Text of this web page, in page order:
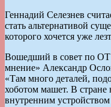
Геннадий Селезнев
стать альтернативой
которого хочется уже
Вошедший в совет по ОТ
мнение» Александр
«Там много деталей,
хоботом машет. В стране
внутренним